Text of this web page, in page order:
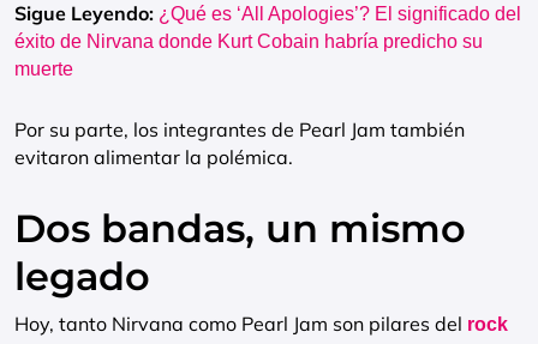
Sigue Leyendo: ¿Qué es ‘All Apologies’? El significado del
éxito de Nirvana donde Kurt Cobain habría predicho su
muerte
Por su parte, los integrantes de Pearl Jam también
evitaron alimentar la polémica.
Dos bandas, un mismo
legado
Hoy, tanto Nirvana como Pearl Jam son pilares del rock